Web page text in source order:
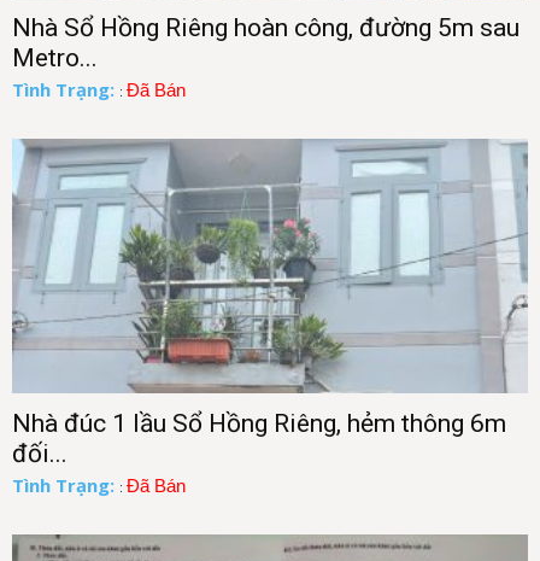
Nhà Sổ Hồng Riêng hoàn công, đường 5m sau
Metro...
Tình Trạng: : Đã Bán
Nhà đúc 1 lầu Sổ Hồng Riêng, hẻm thông 6m
đối...
Tình Trạng: : Đã Bán